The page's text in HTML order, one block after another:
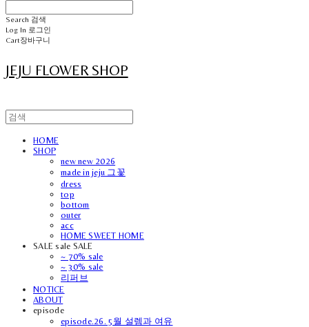
Search 검색
Log In 로그인
Cart장바구니
JEJU FLOWER SHOP
HOME
SHOP
new new 2026
made in jeju 그꽃
dress
top
bottom
outer
acc
HOME SWEET HOME
SALE sale SALE
~ 70% sale
~ 30% sale
리퍼브
NOTICE
ABOUT
episode
episode.26. 5월 설렘과 여유